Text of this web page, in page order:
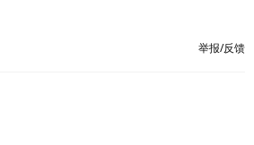
举报/反馈